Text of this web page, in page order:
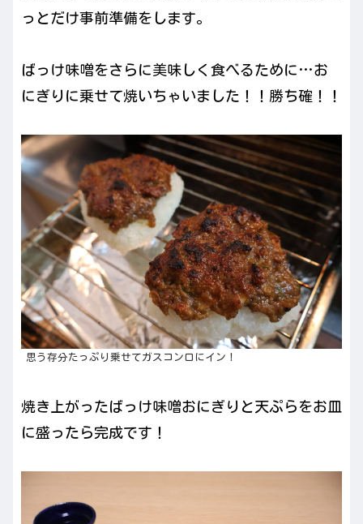
っとだけ事前準備をします。
ばっけ味噌をさらに美味しく食べるために…お
にぎりに乗せて焼いちゃいました！！勝ち確！！
思う存分たっぷり乗せてガスコンロにイン！
焼き上がったばっけ味噌おにぎりと天ぷらをお皿
に盛ったら完成です！